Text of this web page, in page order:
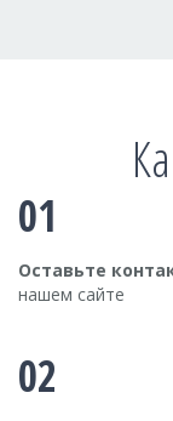
01
Оставьте
нашем сайте
02